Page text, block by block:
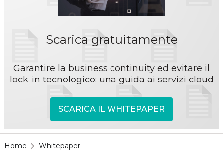
Scarica gratuitamente
Garantire la business continuity ed evitare il
lock-in tecnologico: una guida ai servizi cloud
SCARICA IL WHITEPAPER
Home Whitepaper